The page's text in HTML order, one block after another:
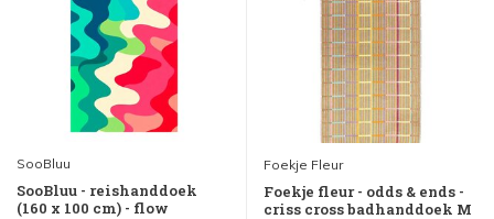
SooBluu
SooBluu - reishanddoek
(160 x 100 cm) - flow
Foekje Fleur
Foekje fleur - odds & ends -
criss cross badhanddoek M